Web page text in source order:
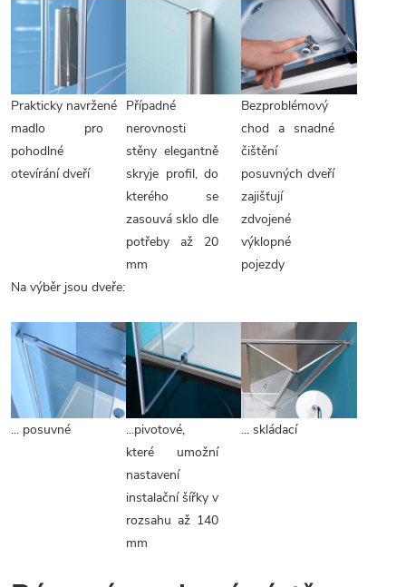
Prakticky navržené
madlo pro
pohodlné
otevírání dveří
Případné
nerovnosti
stěny elegantně
skryje profil, do
kterého se
zasouvá sklo dle
potřeby až 20
mm
Bezproblémový
chod a snadné
čištění
posuvných dveří
zajišťují
zdvojené
výklopné
pojezdy
Na výběr jsou dveře:
... posuvné
...pivotové,
které umožní
nastavení
instalační šířky v
rozsahu až 140
mm
... skládací